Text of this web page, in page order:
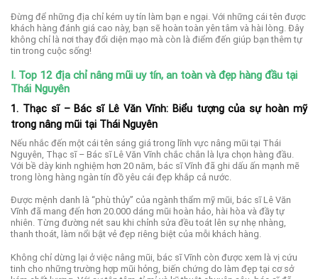
Đừng để những địa chỉ kém uy tín làm bạn e ngại. Với những cái tên được
khách hàng đánh giá cao này, bạn sẽ hoàn toàn yên tâm và hài lòng. Đây
không chỉ là nơi thay đổi diện mạo mà còn là điểm đến giúp bạn thêm tự
tin trong cuộc sống!
I. Top 12 địa chỉ nâng mũi uy tín, an toàn và đẹp hàng đầu tại
Thái Nguyên
1. Thạc sĩ – Bác sĩ Lê Văn Vĩnh: Biểu tượng của sự hoàn mỹ
trong nâng mũi tại Thái Nguyên
Nếu nhắc đến một cái tên sáng giá trong lĩnh vực nâng mũi tại Thái
Nguyên, Thạc sĩ – Bác sĩ Lê Văn Vĩnh chắc chắn là lựa chọn hàng đầu.
Với bề dày kinh nghiệm hơn 20 năm, bác sĩ Vĩnh đã ghi dấu ấn mạnh mẽ
trong lòng hàng ngàn tín đồ yêu cái đẹp khắp cả nước.
Được mệnh danh là “phù thủy” của ngành thẩm mỹ mũi, bác sĩ Lê Văn
Vĩnh đã mang đến hơn 20.000 dáng mũi hoàn hảo, hài hòa và đầy tự
nhiên. Từng đường nét sau khi chỉnh sửa đều toát lên sự nhẹ nhàng,
thanh thoát, làm nổi bật vẻ đẹp riêng biệt của mỗi khách hàng.
Không chỉ dừng lại ở việc nâng mũi, bác sĩ Vĩnh còn được xem là vị cứu
tinh cho những trường hợp mũi hỏng, biến chứng do làm đẹp tại cơ sở